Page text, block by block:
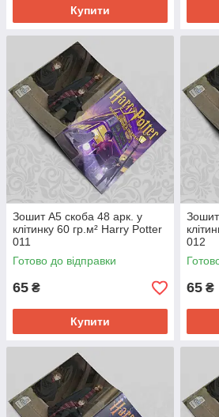
Купити
Зошит А5 скоба 48 арк. у
клітинку 60 гр.м² Harry Potter
011
Готово до відправки
65 ₴
Купити
012
65 ₴